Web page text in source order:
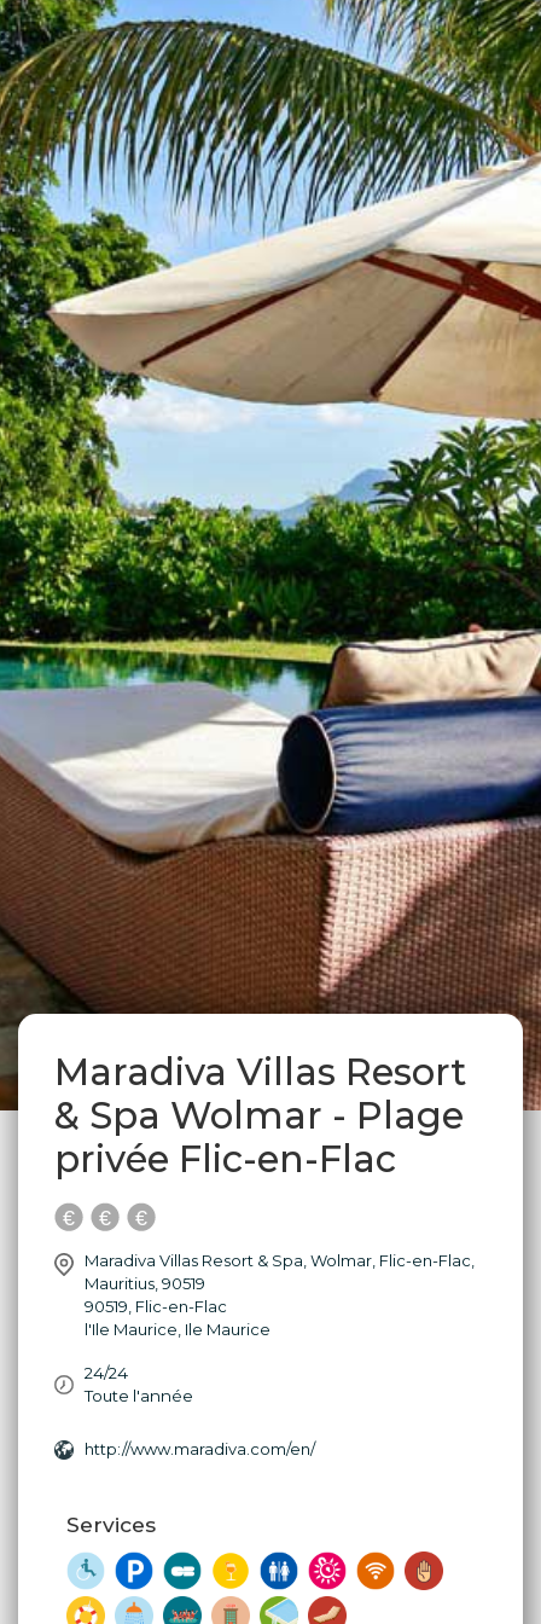
Maradiva Villas Resort
& Spa Wolmar - Plage
privée Flic-en-Flac
Maradiva Villas Resort & Spa, Wolmar, Flic-en-Flac,
Mauritius, 90519
90519, Flic-en-Flac
l'Ile Maurice, Ile Maurice
24/24
Toute l'année
http://www.maradiva.com/en/
Services